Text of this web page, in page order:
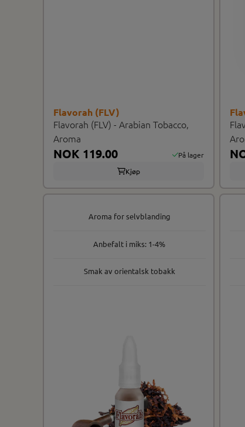
Flavorah (FLV)
Flavorah (FLV) - Arabian Tobacco,
Aroma
NOK 119.00
På lager
Kjøp
Aroma for selvblanding
Anbefalt i miks: 1-4%
Smak av orientalsk tobakk